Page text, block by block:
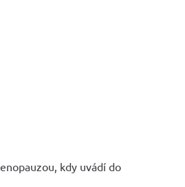
kdy uvádí do